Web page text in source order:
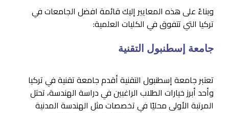
وبناءً على هذه المعايير إليك قائمة افضل الجامعات في
تركيا التي تتفوق في الكليات العلمية:
جامعة إسطنبول التقنية
تعتبر جامعة إسطنبول التقنية أقدم جامعة تقنية في تركيا
وأحد أبرز خيارات الطلاب الراغبين في دراسة الهندسة، تحتل
المرتبة الأولى محليًا في تخصصات مثل الهندسة المدنية